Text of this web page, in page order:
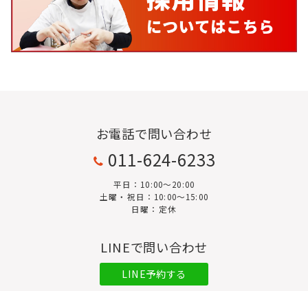
お電話で問い合わせ
011-624-6233
平日：10:00〜20:00
土曜・祝日：10:00～15:00
日曜：定休
LINEで問い合わせ
LINE予約する